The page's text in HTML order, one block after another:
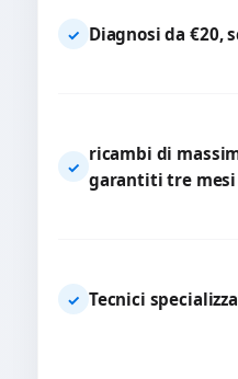
✓ Diagnosi da €20,
✓
ricambi di
garantiti tre mesi
✓ Tecnici